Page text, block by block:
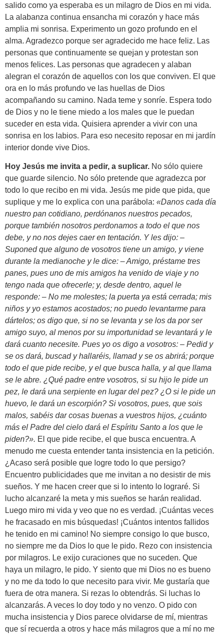
salido como ya esperaba es un milagro de Dios en mi vida.
La alabanza continua ensancha mi corazón y hace más
amplia mi sonrisa. Experimento un gozo profundo en el
alma. Agradezco porque ser agradecido me hace feliz. Las
personas que continuamente se quejan y protestan son
menos felices. Las personas que agradecen y alaban
alegran el corazón de aquellos con los que conviven. El que
ora en lo más profundo ve las huellas de Dios
acompañando su camino. Nada teme y sonríe. Espera todo
de Dios y no le tiene miedo a los males que le puedan
suceder en esta vida. Quisiera aprender a vivir con una
sonrisa en los labios. Para eso necesito reposar en mi jardín
interior donde vive Dios.
Hoy Jesús me invita a pedir, a suplicar. No sólo quiere
que guarde silencio. No sólo pretende que agradezca por
todo lo que recibo en mi vida. Jesús me pide que pida, que
suplique y me lo explica con una parábola: «Danos cada día
nuestro pan cotidiano, perdónanos nuestros pecados,
porque también nosotros perdonamos a todo el que nos
debe, y no nos dejes caer en tentación. Y les dijo: –
Suponed que alguno de vosotros tiene un amigo, y viene
durante la medianoche y le dice: – Amigo, préstame tres
panes, pues uno de mis amigos ha venido de viaje y no
tengo nada que ofrecerle; y, desde dentro, aquel le
responde: – No me molestes; la puerta ya está cerrada; mis
niños y yo estamos acostados; no puedo levantarme para
dártelos; os digo que, si no se levanta y se los da por ser
amigo suyo, al menos por su importunidad se levantará y le
dará cuanto necesite. Pues yo os digo a vosotros: – Pedid y
se os dará, buscad y hallaréis, llamad y se os abrirá; porque
todo el que pide recibe, y el que busca halla, y al que llama
se le abre. ¿Qué padre entre vosotros, si su hijo le pide un
pez, le dará una serpiente en lugar del pez? ¿O si le pide un
huevo, le dará un escorpión? Si vosotros, pues, que sois
malos, sabéis dar cosas buenas a vuestros hijos, ¿cuánto
más el Padre del cielo dará el Espíritu Santo a los que le
piden?». El que pide recibe, el que busca encuentra. A
menudo me cuesta entender tanta insistencia en la petición.
¿Acaso será posible que logre todo lo que persigo?
Encuentro publicidades que me invitan a no desistir de mis
sueños. Y me hacen creer que si lo intento lo lograré. Si
lucho alcanzaré la meta y mis sueños se harán realidad.
Luego miro mi vida y veo que no es verdad. ¡Cuántas veces
he fracasado en mis búsquedas! ¡Cuántos intentos fallidos
he tenido en mi camino! No siempre consigo lo que busco,
no siempre me da Dios lo que le pido. Rezo con insistencia
por milagros. Le exijo curaciones que no suceden. Que
haya un milagro, le pido. Y siento que mi Dios no es bueno
y no me da todo lo que necesito para vivir. Me gustaría que
fuera de otra manera. Si rezas lo obtendrás. Si luchas lo
alcanzarás. A veces lo doy todo y no venzo. O pido con
mucha insistencia y Dios parece olvidarse de mí, mientras
que sí recuerda a otros y hace más milagros que a mí no me